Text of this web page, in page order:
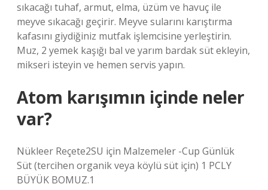
sıkacağı tuhaf, armut, elma, üzüm ve havuç ile
meyve sıkacağı geçirir. Meyve sularını karıştırma
kafasını giydiğiniz mutfak işlemcisine yerleştirin.
Muz, 2 yemek kaşığı bal ve yarım bardak süt ekleyin,
mikseri isteyin ve hemen servis yapın.
Atom karışımın içinde neler
var?
Nükleer Reçete2SU için Malzemeler -Cup Günlük
Süt (tercihen organik veya köylü süt için) 1 PCLY
BÜYÜK BOMUZ.1